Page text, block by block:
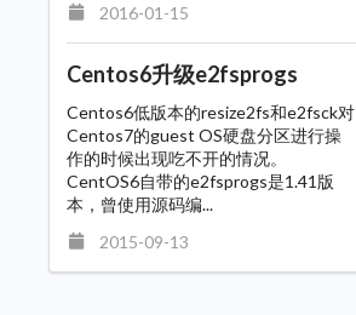
2016-01-15
Centos6升级e2fsprogs
Centos6低版本的resize2fs和e2fsck对
Centos7的guest OS硬盘分区进行操
作的时候出现吃不开的情况。
CentOS6自带的e2fsprogs是1.41版
本，曾使用源码编...
2015-09-13